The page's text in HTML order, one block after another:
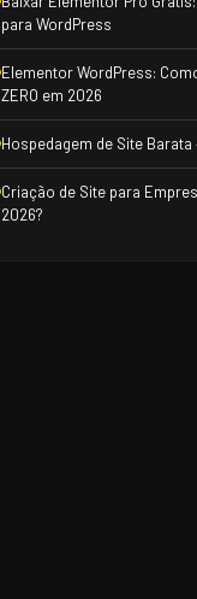
para WordPress
Elementor WordPress:
ZERO em 2026
Hospedagem de Site Barata
Criação de Site para
2026?